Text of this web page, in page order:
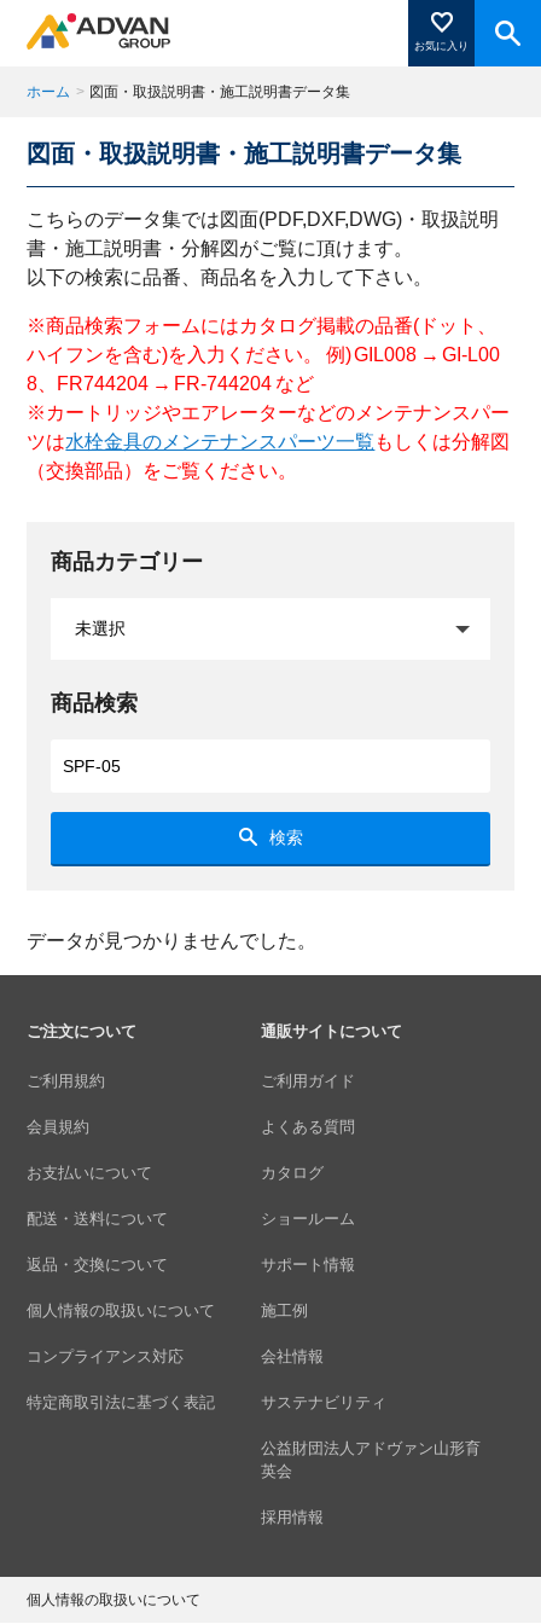
お気に入り
商品ページにある「お気に入り登録」を押すと登録した
商品がここに表示されます。
ホーム > 図面・取扱説明書・施工説明書データ集
図面・取扱説明書・施工説明書データ集
こちらのデータ集では図面(PDF,DXF,DWG)・取扱説明
書・施工説明書・分解図がご覧に頂けます。
以下の検索に品番、商品名を入力して下さい。
※商品検索フォームにはカタログ掲載の品番(ドット、
ハイフンを含む)を入力ください。 例) GIL008 → GI-L00
8、FR744204 → FR-744204 など
※カートリッジやエアレーターなどのメンテナンスパー
ツは水栓金具のメンテナンスパーツ一覧 もしくは分解図
（交換部品）をご覧ください。
商品カテゴリー
商品検索
検索
データが見つかりませんでした。
ご注文について
ご利用規約
会員規約
お支払いについて
配送・送料について
返品・交換について
個人情報の取扱いについて
コンプライアンス対応
特定商取引法に基づく表記
通販サイトについて
ご利用ガイド
よくある質問
カタログ
ショールーム
サポート情報
施工例
会社情報
サステナビリティ
公益財団法人アドヴァン山形育
英会
採用情報
個人情報の取扱いについて